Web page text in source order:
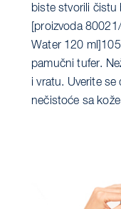
biste stvorili čistu
[proizvoda
Water 120
pamučni tufer.
i vratu. Uverite
nečistoće sa